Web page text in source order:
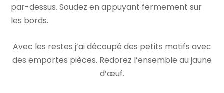
par-dessus. Soudez en appuyant fermement sur
les bords.
Avec les restes j’ai découpé des petits motifs avec
des emportes pièces. Redorez l’ensemble au jaune
d’œuf.